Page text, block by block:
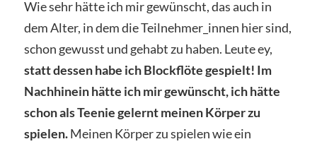
Wie sehr hätte ich mir gewünscht, das auch in
dem Alter, in dem die Teilnehmer_innen hier sind,
schon gewusst und gehabt zu haben. Leute ey,
statt dessen habe ich Blockflöte gespielt! Im
Nachhinein hätte ich mir gewünscht, ich hätte
schon als Teenie gelernt meinen Körper zu
spielen.Meinen Körper zu spielen wie ein